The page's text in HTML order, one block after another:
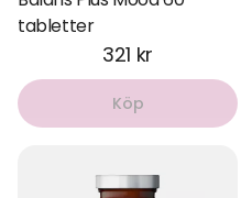
tabletter
321 kr
Köp